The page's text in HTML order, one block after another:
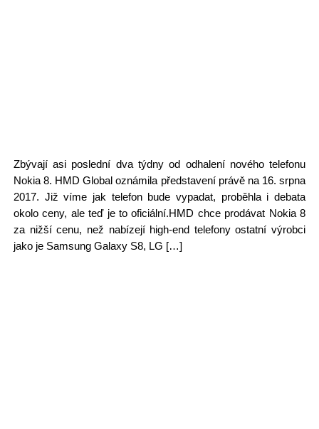
Zbývají asi poslední dva týdny od odhalení nového telefonu
Nokia 8. HMD Global oznámila představení právě na 16. srpna
2017. Již víme jak telefon bude vypadat, proběhla i debata
okolo ceny, ale teď je to oficiální.HMD chce prodávat Nokia 8
za nižší cenu, než nabízejí high-end telefony ostatní výrobci
jako je Samsung Galaxy S8, LG […]